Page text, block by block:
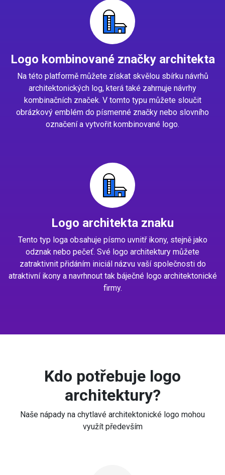
Logo kombinované značky architekta
Na této platformě můžete získat skvělou sbírku návrhů
architektonických log, která také zahrnuje návrhy
kombinačních značek. V tomto typu můžete sloučit
obrázkový emblém do písmenné značky nebo slovního
označení a vytvořit kombinované logo.
Logo architekta znaku
Tento typ loga obsahuje písmo uvnitř ikony, stejně jako
odznak nebo pečeť. Své logo architektury můžete
zatraktivnit přidáním iniciál názvu vaší společnosti do
atraktivní ikony a navrhnout tak báječné logo architektonické
firmy.
Kdo potřebuje logo
architektury?
Naše nápady na chytlavé architektonické logo mohou
využít především